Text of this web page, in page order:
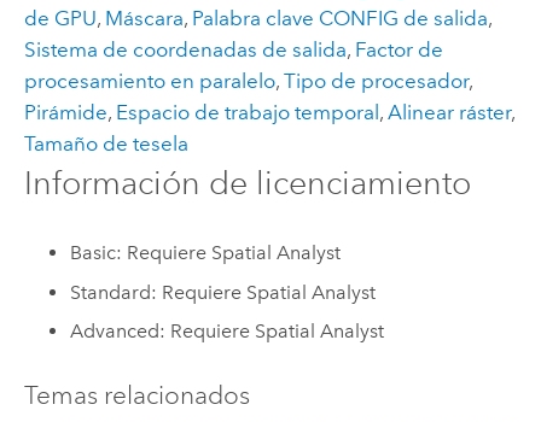
de GPU, Máscara, Palabra clave CONFIG de salida,
Sistema de coordenadas de salida, Factor de
procesamiento en paralelo, Tipo de procesador,
Pirámide, Espacio de trabajo temporal, Alinear ráster,
Tamaño de tesela
Información de licenciamiento
Basic: Requiere Spatial Analyst
Standard: Requiere Spatial Analyst
Advanced: Requiere Spatial Analyst
Temas relacionados